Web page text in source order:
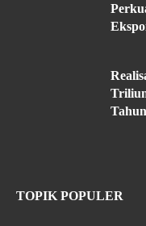
TOPIK POPULER